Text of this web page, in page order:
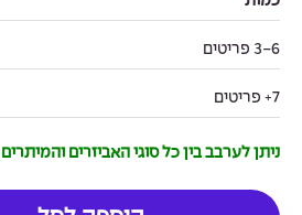
3-6 פריטים
7+ פריטים
ניתן לערבב בין כל סוגי האביזרים